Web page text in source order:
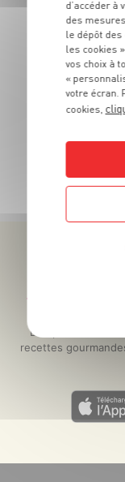
Le kg
Téléchargez
Des promos
recettes
d’accéder à
des
le dépôt des
les cookies
vos choix à
«
votre écran.
cookies,